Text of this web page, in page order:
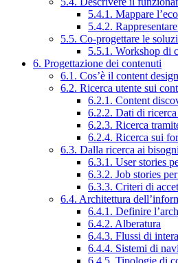
5.4.1. Mappare
5.4.2.
5.5. Co-progettare le
5.5.1. Workshop di
6. Progettazione dei contenuti
6.1. Cos’è il content design
6.2. Ricerca utente sui
6.2.1. Content
6.2.2. Dati di
6.2.3. Ricerca
6.2.4. Ricerca sui
6.3. Dalla ricerca ai
6.3.1. User stories
6.3.2. Job stories
6.3.3. Criteri di
6.4. Architettura
6.4.1. Definire
6.4.2. Alberatura
6.4.3. Flussi di
6.4.4. Sistemi di
6.4.5. Tipologie di